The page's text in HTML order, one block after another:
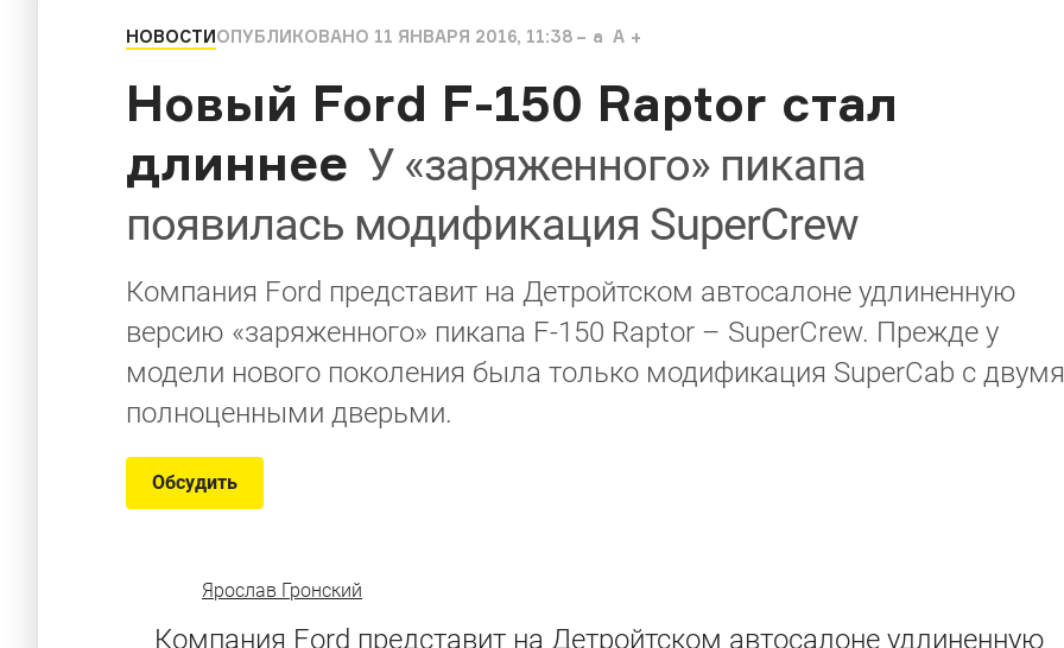
НОВОСТИОПУБЛИКОВАНО 11 ЯНВАРЯ 2016, 11:38 a A
Новый Ford F-150 Raptor стал
длиннее У «заряженного» пикапа
появилась модификация SuperCrew
Компания Ford представит на Детройтском автосалоне удлиненную
версию «заряженного» пикапа F-150 Raptor – SuperCrew. Прежде у
модели нового поколения была только модификация SuperCab с двумя
полноценными дверьми.
Обсудить
Ярослав Гронский
Компания Ford представит на Детройтском автосалоне удлиненную